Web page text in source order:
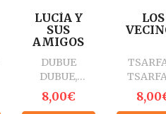
LUCÍA Y
SUS
AMIGOS
DUBUE
DUBUE,
MARIANNE
8,00€
LOS